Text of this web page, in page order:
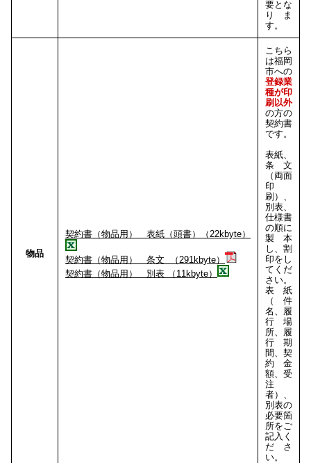
要とな
りま
す。
物品
契約書（物品用） 表紙（頭書）（22kbyte）
契約書（物品用） 条文 （291kbyte）
契約書（物品用） 別表 （11kbyte）
こちら
は福岡
市への
登録業
種が印
刷以外
の方の
契約書
です。
表紙、
条文
（両面
印
刷）、
別表、
仕様書
の順に
製本
し、割
印をし
てくだ
さい。
表紙
（件
名、履
行場
所、履
行期
間、契
約金
額、受
注
者）、
別表の
必要箇
所をご
記入く
ださ
い。